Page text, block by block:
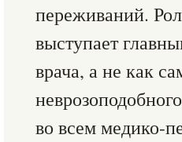
переживаний.
выступает
врача, а не как
во всем медико-